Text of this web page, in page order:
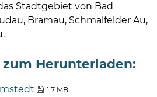
Stadtgebiet von Bad
Bramau, Schmalfelder Au,
Herunterladen:
1.7 MB